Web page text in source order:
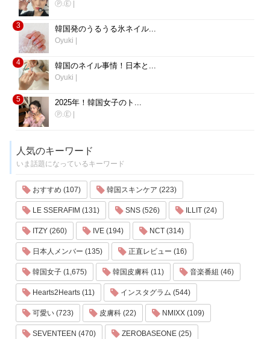
Ⓟ.Ⓔ
3 韓国発のうるうる氷ネイル...
Oyuki
4 韓国のネイル事情！日本と...
Oyuki
5 2025年！韓国女子のト...
Ⓟ.Ⓔ
人気のキーワード
いま話題になっているキーワード
おすすめ (107) 韓国スキンケア (223)
LE SSERAFIM (131) SNS (526) ILLIT (24)
ITZY (260) IVE (194) NCT (314)
日本人メンバー (135) 正直レビュー (16)
韓国女子 (1,675) 韓国皮膚科 (11) 音楽番組 (46)
Hearts2Hearts (11) インスタグラム (544)
可愛い (723) 皮膚科 (22) NMIXX (109)
SEVENTEEN (470) ZEROBASEONE (25)